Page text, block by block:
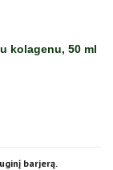
kolagenu, 50 ml
barjerą.